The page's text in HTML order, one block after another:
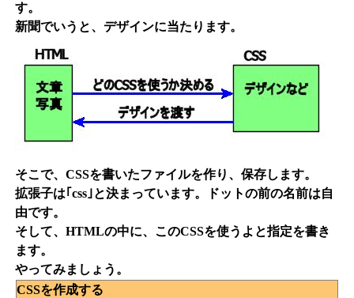
す。
新聞でいうと、デザインに当たります。
そこで、CSSを書いたファイルを作り、保存します。
拡張子は｢css｣と決まっています。ドットの前の名前は自
由です。
そして、HTMLの中に、このCSSを使うよと指定を書き
ます。
やってみましょう。
CSSを作成する